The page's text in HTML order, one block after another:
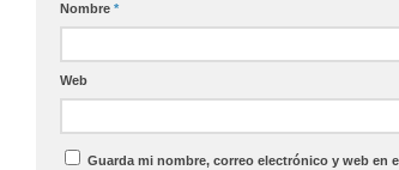
Nombre *
Web
Guarda mi nombre, correo electrónico y web en